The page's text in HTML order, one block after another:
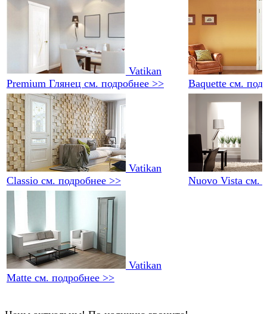
Vatikan
Premium Глянец см. подробнее >> Baquette см.
Vatikan
Classio см. подробнее >> Nuovo Vista см.
Vatikan
Matte см. подробнее >>